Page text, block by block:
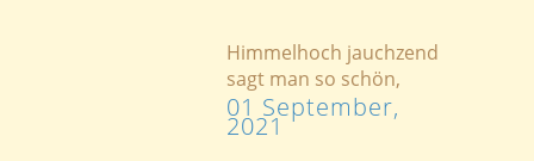
Himmelhoch jauchzend
sagt man so schön,
01 September,
2021